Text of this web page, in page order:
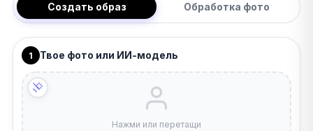
Создать образ Обработка фото
1 Твое фото или ИИ-модель
Нажми или перетащи